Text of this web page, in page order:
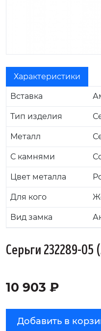
Характеристики
Вставка
Тип изделия
Металл
С камнями
Цвет металла
Для кого
Вид замка
Серьги 232289-05
10 903 ₽
Добавить в